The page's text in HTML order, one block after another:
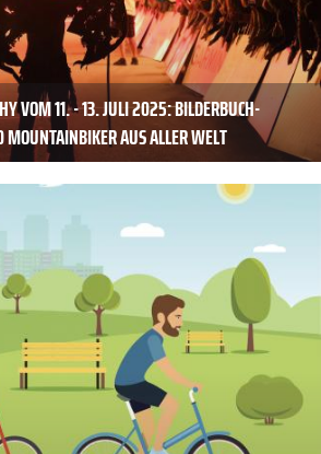
VOM 11. - 13. JULI 2025: BILDERBUCH-
AUS ALLER WELT